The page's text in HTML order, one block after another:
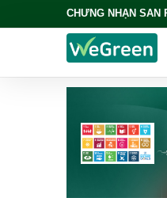
CHỨNG NHẬN SẢN